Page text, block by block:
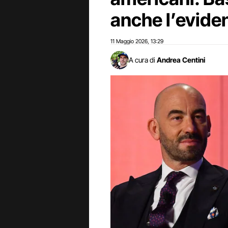
anche
11 Maggio 2026 13:29
A cura di Andrea Centini